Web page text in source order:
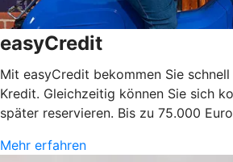
easyCredit
Mit easyCredit bekommen Sie
Kredit. Gleichzeitig können Sie sich
später reservieren. Bis zu 75.000
Mehr erfahren